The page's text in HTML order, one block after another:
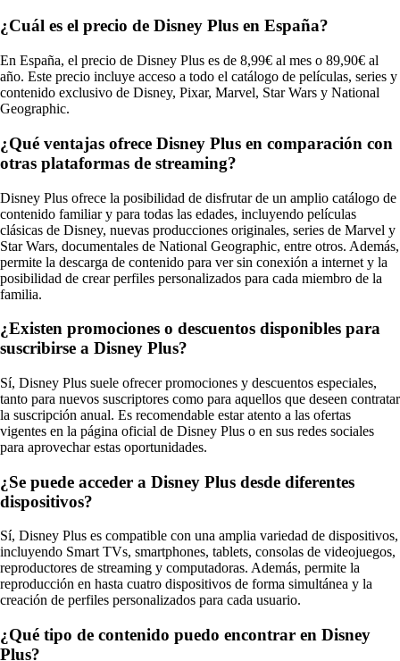
¿Cuál es el precio de Disney Plus en España?
En España, el precio de Disney Plus es de 8,99€ al mes o 89,90€ al
año. Este precio incluye acceso a todo el catálogo de películas, series y
contenido exclusivo de Disney, Pixar, Marvel, Star Wars y National
Geographic.
¿Qué ventajas ofrece Disney Plus en comparación con
otras plataformas de streaming?
Disney Plus ofrece la posibilidad de disfrutar de un amplio catálogo de
contenido familiar y para todas las edades, incluyendo películas
clásicas de Disney, nuevas producciones originales, series de Marvel y
Star Wars, documentales de National Geographic, entre otros. Además,
permite la descarga de contenido para ver sin conexión a internet y la
posibilidad de crear perfiles personalizados para cada miembro de la
familia.
¿Existen promociones o descuentos disponibles para
suscribirse a Disney Plus?
Sí, Disney Plus suele ofrecer promociones y descuentos especiales,
tanto para nuevos suscriptores como para aquellos que deseen contratar
la suscripción anual. Es recomendable estar atento a las ofertas
vigentes en la página oficial de Disney Plus o en sus redes sociales
para aprovechar estas oportunidades.
¿Se puede acceder a Disney Plus desde diferentes
dispositivos?
Sí, Disney Plus es compatible con una amplia variedad de dispositivos,
incluyendo Smart TVs, smartphones, tablets, consolas de videojuegos,
reproductores de streaming y computadoras. Además, permite la
reproducción en hasta cuatro dispositivos de forma simultánea y la
creación de perfiles personalizados para cada usuario.
¿Qué tipo de contenido puedo encontrar en Disney
Plus?